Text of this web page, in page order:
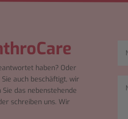
haben? Oder
auch beschäftigt, wir
das nebenstehende
schreiben uns. Wir